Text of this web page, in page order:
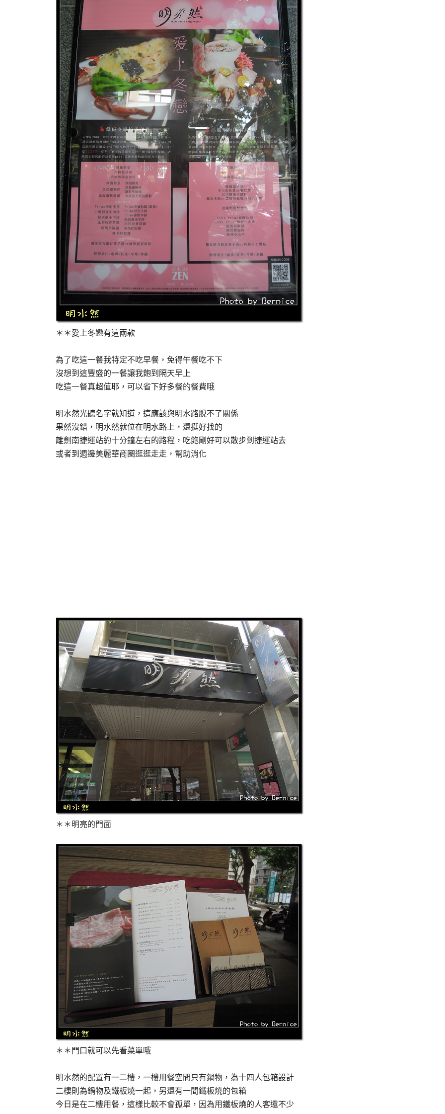
＊＊愛上冬戀有這兩款
為了吃這一餐我特定不吃早餐，免得午餐吃不下
沒想到這豐盛的一餐讓我飽到隔天早上
吃這一餐真超值耶，可以省下好多餐的餐費哦
明水然光聽名字就知道，這應該與明水路脫不了關係
果然沒錯，明水然就位在明水路上，還挺好找的
離劍南捷運站約十分鐘左右的路程，吃飽剛好可以散步到捷運站去
或者到週邊美麗華商圈逛逛走走，幫助消化
＊＊明亮的門面
＊＊門口就可以先看菜單哦
明水然的配置有一二樓，一樓用餐空間只有鍋物，為十四人包箱設計
二樓則為鍋物及鐵板燒一起，另還有一間鐵板燒的包箱
今日是在二樓用餐，這樣比較不會孤單，因為用鐵板燒的人客還不少